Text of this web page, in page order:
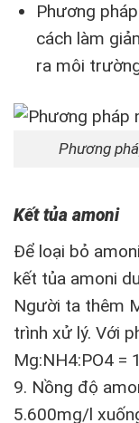
Phương
cách làm
ra môi
Phương
Kết tủa amoni
Để loại bỏ
kết tủa amoni
Người ta thêm
trình xử lý. Với
Mg:NH4:PO4 =
9. Nồng độ
5.600mg/l